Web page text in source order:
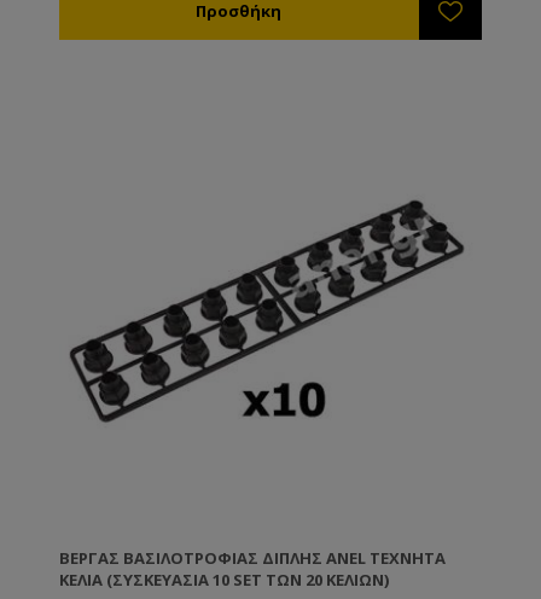
ΒΈΡΓΑΣ ΒΑΣΙΛΟΤΡΟΦΊΑΣ ΔΙΠΛΉΣ ANEL ΤΕΧΝΗΤΆ
ΚΕΛΙΆ (ΣΥΣΚΕΥΑΣΊΑ 10 SET ΤΩΝ 20 ΚΕΛΙΏΝ)